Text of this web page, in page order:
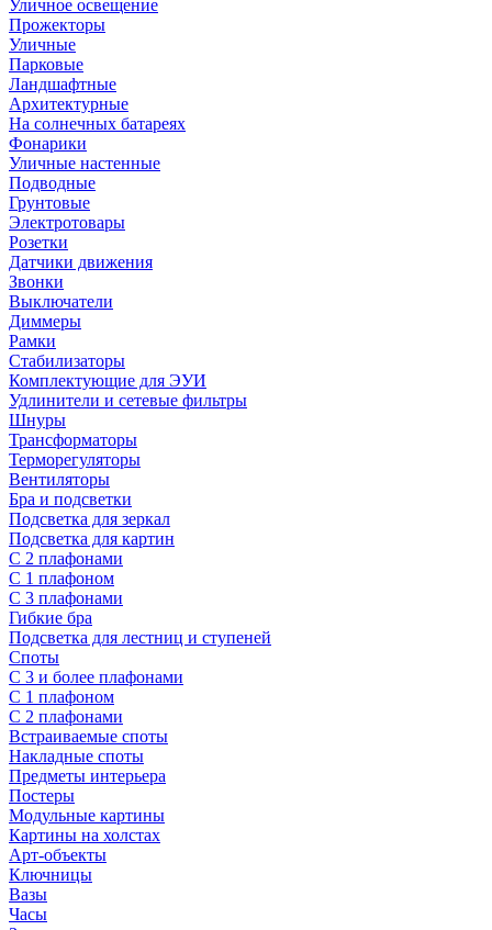
Уличное освещение
Прожекторы
Уличные
Парковые
Ландшафтные
Архитектурные
На солнечных батареях
Фонарики
Уличные настенные
Подводные
Грунтовые
Электротовары
Розетки
Датчики движения
Звонки
Выключатели
Диммеры
Рамки
Стабилизаторы
Комплектующие для ЭУИ
Удлинители и сетевые фильтры
Шнуры
Трансформаторы
Терморегуляторы
Вентиляторы
Бра и подсветки
Подсветка для зеркал
Подсветка для картин
С 2 плафонами
С 1 плафоном
С 3 плафонами
Гибкие бра
Подсветка для лестниц и ступеней
Споты
С 3 и более плафонами
С 1 плафоном
С 2 плафонами
Встраиваемые споты
Накладные споты
Предметы интерьера
Постеры
Модульные картины
Картины на холстах
Арт-объекты
Ключницы
Вазы
Часы